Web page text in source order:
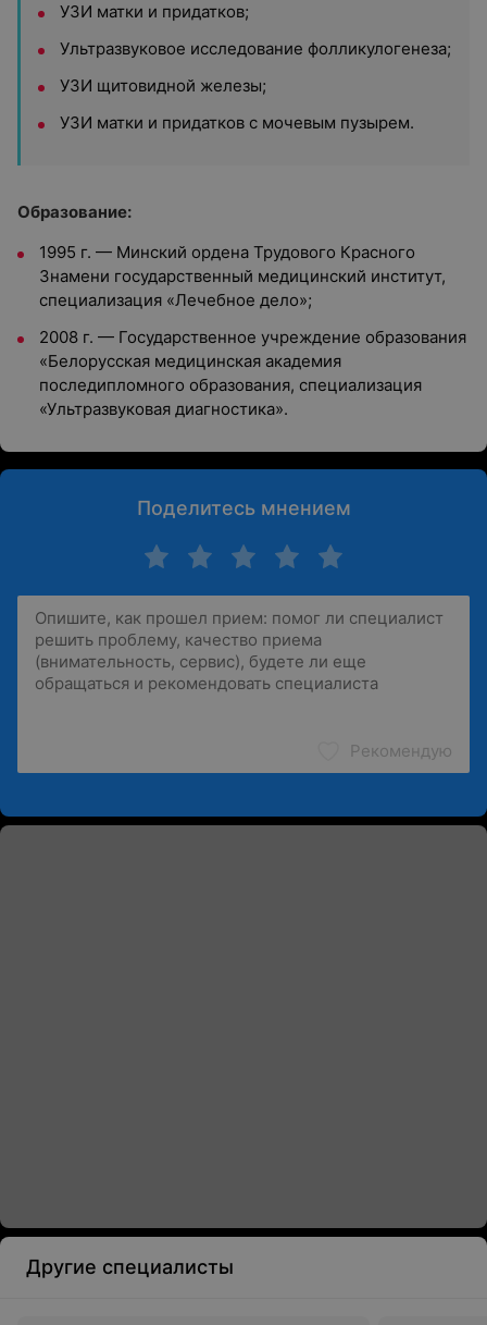
УЗИ матки и придатков;
Ультразвуковое исследование фолликулогенеза;
УЗИ щитовидной железы;
УЗИ матки и придатков с мочевым пузырем.
Образование:
1995 г. — Минский ордена Трудового Красного
Знамени государственный медицинский институт,
специализация «Лечебное дело»;
2008 г. — Государственное учреждение образования
«Белорусская медицинская академия
последипломного образования, специализация
«Ультразвуковая диагностика».
Поделитесь мнением
Рекомендую
Другие специалисты